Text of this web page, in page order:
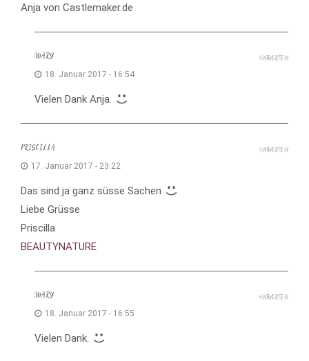
Anja von Castlemaker.de
MARY
18. Januar 2017 - 16:54
Vielen Dank Anja.
ANTWORTEN
PRISCILLA
17. Januar 2017 - 23:22
Das sind ja ganz süsse Sachen
Liebe Grüsse
Priscilla
BEAUTYNATURE
ANTWORTEN
MARY
18. Januar 2017 - 16:55
Vielen Dank.
ANTWORTEN